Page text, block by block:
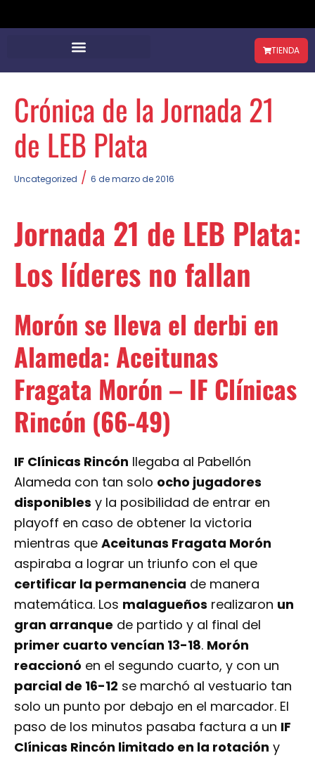
TIENDA
Crónica de la Jornada 21
de LEB Plata
Uncategorized / 6 de marzo de 2016
Jornada 21 de LEB Plata:
Los líderes no fallan
Morón se lleva el derbi en
Alameda: Aceitunas
Fragata Morón – IF Clínicas
Rincón (66-49)
IF Clínicas Rincón llegaba al Pabellón
Alameda con tan solo ocho jugadores
disponibles y la posibilidad de entrar en
playoff en caso de obtener la victoria
mientras que Aceitunas Fragata Morón
aspiraba a lograr un triunfo con el que
certificar la permanencia de manera
matemática. Los malagueños realizaron un
gran arranque de partido y al final del
primer cuarto vencían 13-18. Morón
reaccionó en el segundo cuarto, y con un
parcial de 16-12 se marchó al vestuario tan
solo un punto por debajo en el marcador. El
paso de los minutos pasaba factura a un IF
Clínicas Rincón limitado en la rotación y